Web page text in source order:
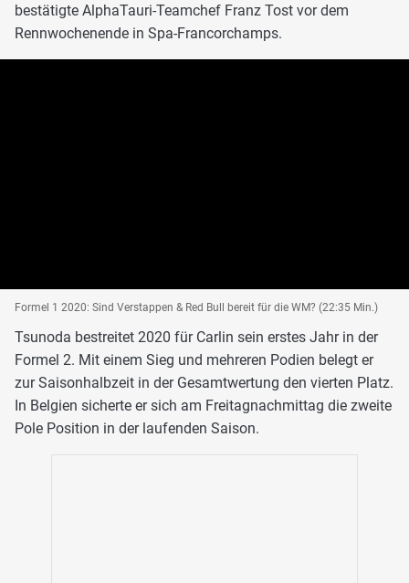
bestätigte AlphaTauri-Teamchef Franz Tost vor dem
Rennwochenende in Spa-Francorchamps.
Formel 1 2020: Sind Verstappen & Red Bull bereit für die WM? (22:35 Min.)
Tsunoda bestreitet 2020 für Carlin sein erstes Jahr in der
Formel 2. Mit einem Sieg und mehreren Podien belegt er
zur Saisonhalbzeit in der Gesamtwertung den vierten Platz.
In Belgien sicherte er sich am Freitagnachmittag die zweite
Pole Position in der laufenden Saison.